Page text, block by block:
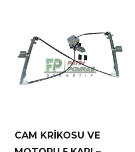
CAM KRİKOSU VE